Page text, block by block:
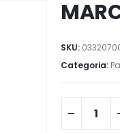
SKU:
Categoria: